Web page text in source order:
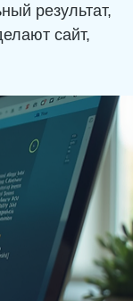
результат,
сайт,